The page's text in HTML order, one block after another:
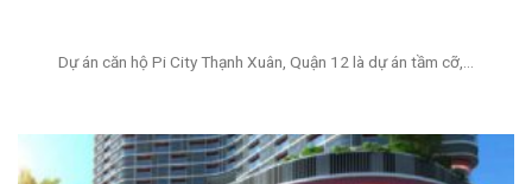
Dự án căn hộ Pi City Thạnh Xuân, Quận 12 là dự án tầm cỡ,...